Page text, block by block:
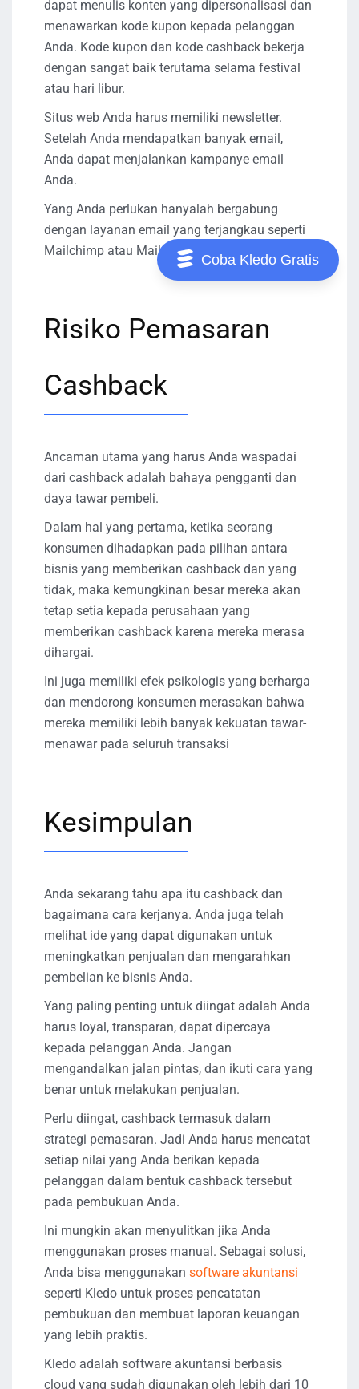
dapat menulis konten yang dipersonalisasi dan
menawarkan kode kupon kepada pelanggan
Anda. Kode kupon dan kode cashback bekerja
dengan sangat baik terutama selama festival
atau hari libur.
Situs web Anda harus memiliki newsletter.
Setelah Anda mendapatkan banyak email,
Anda dapat menjalankan kampanye email
Anda.
Yang Anda perlukan hanyalah bergabung
dengan layanan email yang terjangkau seperti
Mailchimp atau Mailerlite.
Risiko Pemasaran
Cashback
Ancaman utama yang harus Anda waspadai
dari cashback adalah bahaya pengganti dan
daya tawar pembeli.
Dalam hal yang pertama, ketika seorang
konsumen dihadapkan pada pilihan antara
bisnis yang memberikan cashback dan yang
tidak, maka kemungkinan besar mereka akan
tetap setia kepada perusahaan yang
memberikan cashback karena mereka merasa
dihargai.
Ini juga memiliki efek psikologis yang berharga
dan mendorong konsumen merasakan bahwa
mereka memiliki lebih banyak kekuatan tawar-
menawar pada seluruh transaksi
Kesimpulan
Anda sekarang tahu apa itu cashback dan
bagaimana cara kerjanya. Anda juga telah
melihat ide yang dapat digunakan untuk
meningkatkan penjualan dan mengarahkan
pembelian ke bisnis Anda.
Yang paling penting untuk diingat adalah Anda
harus loyal, transparan, dapat dipercaya
kepada pelanggan Anda. Jangan
mengandalkan jalan pintas, dan ikuti cara yang
benar untuk melakukan penjualan.
Perlu diingat, cashback termasuk dalam
strategi pemasaran. Jadi Anda harus mencatat
setiap nilai yang Anda berikan kepada
pelanggan dalam bentuk cashback tersebut
pada pembukuan Anda.
Ini mungkin akan menyulitkan jika Anda
menggunakan proses manual. Sebagai solusi,
Anda bisa menggunakan software akuntansi
seperti Kledo untuk proses pencatatan
pembukuan dan membuat laporan keuangan
yang lebih praktis.
Kledo adalah software akuntansi berbasis
cloud yang sudah digunakan oleh lebih dari 10
Coba Kledo Gratis